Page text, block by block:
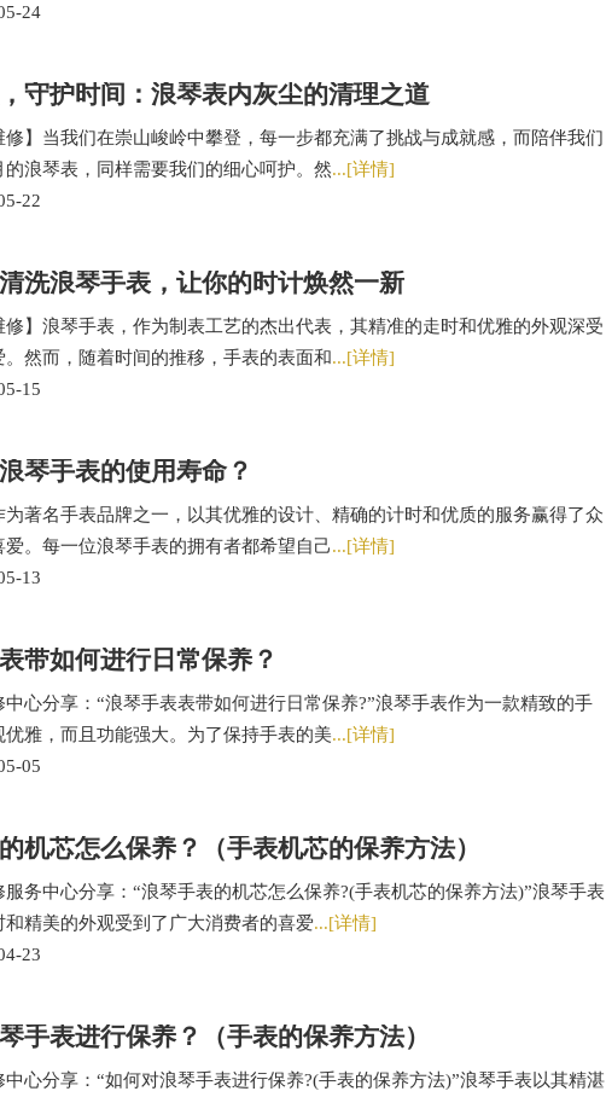
24
守护时间：浪琴表内灰尘的清理之道
修】当我们在崇山峻岭中攀登，每一步都充满了挑战与成就感，而陪伴我们
的浪琴表，同样需要我们的细心呵护。然...[详情]
22
洗浪琴手表，让你的时计焕然一新
修】浪琴手表，作为制表工艺的杰出代表，其精准的走时和优雅的外观深受
。然而，随着时间的推移，手表的表面和...[详情]
15
琴手表的使用寿命？
为著名手表品牌之一，以其优雅的设计、精确的计时和优质的服务赢得了众
爱。每一位浪琴手表的拥有者都希望自己...[详情]
13
带如何进行日常保养？
中心分享：“浪琴手表表带如何进行日常保养?”浪琴手表作为一款精致的手
优雅，而且功能强大。为了保持手表的美...[详情]
05
机芯怎么保养？（手表机芯的保养方法）
服务中心分享：“浪琴手表的机芯怎么保养?(手表机芯的保养方法)”浪琴手表
和精美的外观受到了广大消费者的喜爱...[详情]
23
手表进行保养？（手表的保养方法）
中心分享：“如何对浪琴手表进行保养?(手表的保养方法)”浪琴手表以其精湛